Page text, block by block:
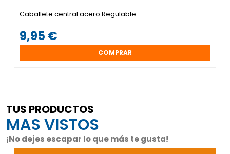
Caballete central acero Regulable
9,95 €
COMPRAR
TUS PRODUCTOS
MAS VISTOS
¡No dejes escapar lo que más te gusta!